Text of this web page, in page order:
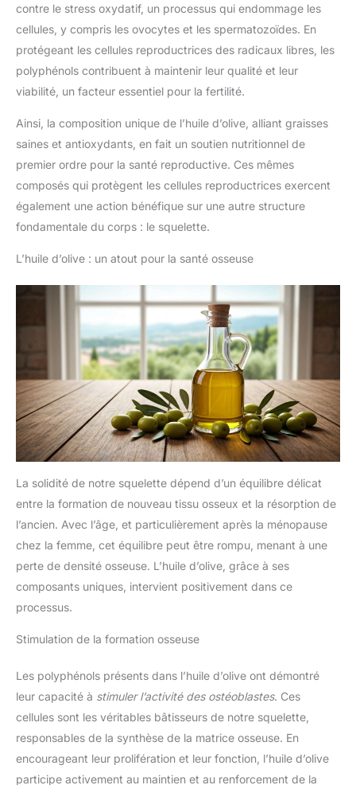
contre le stress oxydatif, un processus qui endommage les
cellules, y compris les ovocytes et les spermatozoïdes. En
protégeant les cellules reproductrices des radicaux libres, les
polyphénols contribuent à maintenir leur qualité et leur
viabilité, un facteur essentiel pour la fertilité.
Ainsi, la composition unique de l’huile d’olive, alliant graisses
saines et antioxydants, en fait un soutien nutritionnel de
premier ordre pour la santé reproductive. Ces mêmes
composés qui protègent les cellules reproductrices exercent
également une action bénéfique sur une autre structure
fondamentale du corps : le squelette.
L’huile d’olive : un atout pour la santé osseuse
La solidité de notre squelette dépend d’un équilibre délicat
entre la formation de nouveau tissu osseux et la résorption de
l’ancien. Avec l’âge, et particulièrement après la ménopause
chez la femme, cet équilibre peut être rompu, menant à une
perte de densité osseuse. L’huile d’olive, grâce à ses
composants uniques, intervient positivement dans ce
processus.
Stimulation de la formation osseuse
Les polyphénols présents dans l’huile d’olive ont démontré
leur capacité à stimuler l’activité des ostéoblastes. Ces
cellules sont les véritables bâtisseurs de notre squelette,
responsables de la synthèse de la matrice osseuse. En
encourageant leur prolifération et leur fonction, l’huile d’olive
participe activement au maintien et au renforcement de la